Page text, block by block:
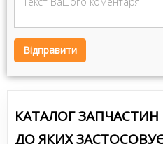
Відправити
КАТАЛОГ ЗАПЧАСТИН
ДО ЯКИХ